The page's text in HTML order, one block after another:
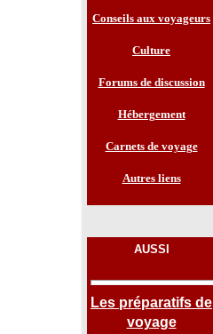
Conseils aux voyageurs
Culture
Forums de discussion
Hébergement
Carnets de voyage
Autres liens
AUSSI
Les préparatifs de
voyage